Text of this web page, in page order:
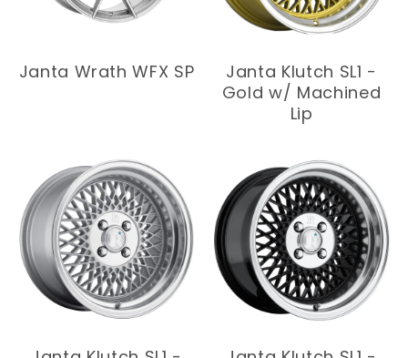
Janta Wrath WFX SP
Janta Klutch SL1 -
Gold w/ Machined
Lip